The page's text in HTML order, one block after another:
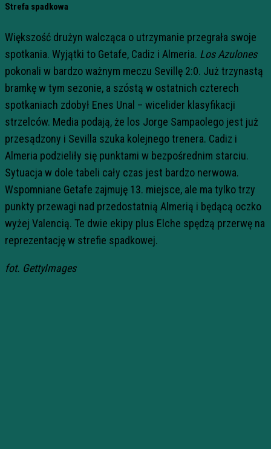
Strefa spadkowa
Większość drużyn walcząca o utrzymanie przegrała swoje
spotkania. Wyjątki to Getafe, Cadiz i Almeria. Los Azulones
pokonali w bardzo ważnym meczu Sevillę 2:0. Już trzynastą
bramkę w tym sezonie, a szóstą w ostatnich czterech
spotkaniach zdobył Enes Unal – wicelider klasyfikacji
strzelców. Media podają, że los Jorge Sampaolego jest już
przesądzony i Sevilla szuka kolejnego trenera. Cadiz i
Almeria podzieliły się punktami w bezpośrednim starciu.
Sytuacja w dole tabeli cały czas jest bardzo nerwowa.
Wspomniane Getafe zajmuję 13. miejsce, ale ma tylko trzy
punkty przewagi nad przedostatnią Almerią i będącą oczko
wyżej Valencią. Te dwie ekipy plus Elche spędzą przerwę na
reprezentację w strefie spadkowej.
fot. GettyImages